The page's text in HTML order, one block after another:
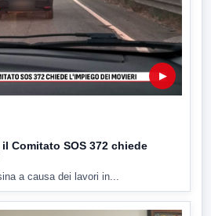
▶
Comitato SOS 372 chiede
a causa dei lavori in...